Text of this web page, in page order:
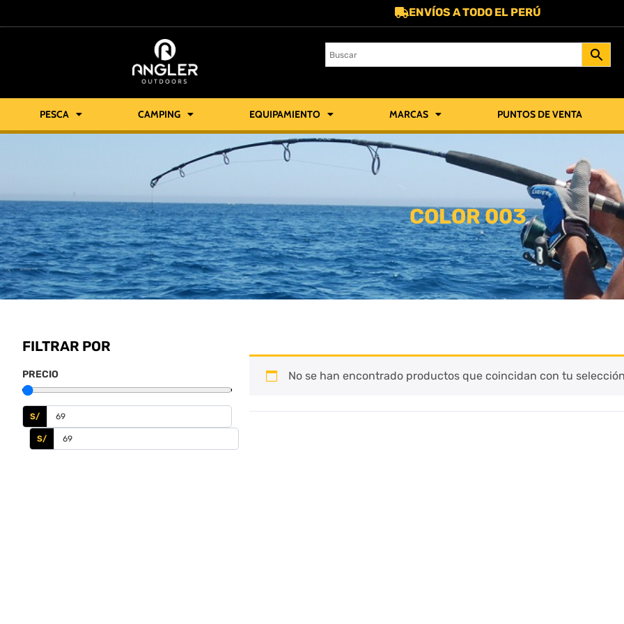
ENVÍOS A TODO EL PERÚ
PESCA CAMPING EQUIPAMIENTO MARCAS PUNTOS DE VENTA
COLOR 003
FILTRAR POR
PRECIO
S/
S/
No se han encontrado productos que coincidan con tu